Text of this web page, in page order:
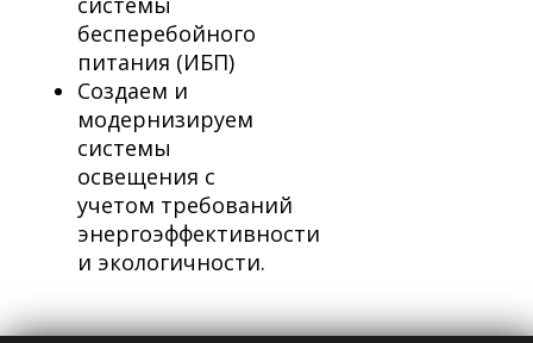
бесперебойного
питания (ИБП)
Создаем и
модернизируем
системы
освещения с
учетом требований
энергоэффективности
и экологичности.